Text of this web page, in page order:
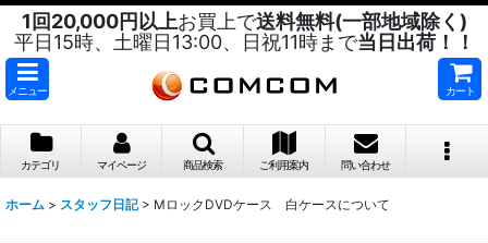
1回20,000円以上お買上で送料無料(一部地域除く)
平日15時、土曜日13:00、日祝11時まで当日出荷！！
メニュー カート
カテゴリ マイページ 商品検索 ご利用案内 問い合わせ
ホーム > スタッフ日記 > MロックDVDケース 白ケースについて